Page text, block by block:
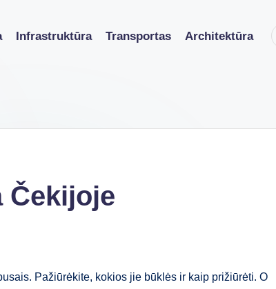
Infrastruktūra Transportas Architektūra
Čekijoje
Pažiūrėkite, kokios jie būklės ir kaip prižiūrėti. O